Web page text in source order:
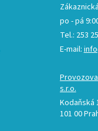
po - pá
Tel.: 253
E-mail:
s.r.o.
Kodaňská
101 00